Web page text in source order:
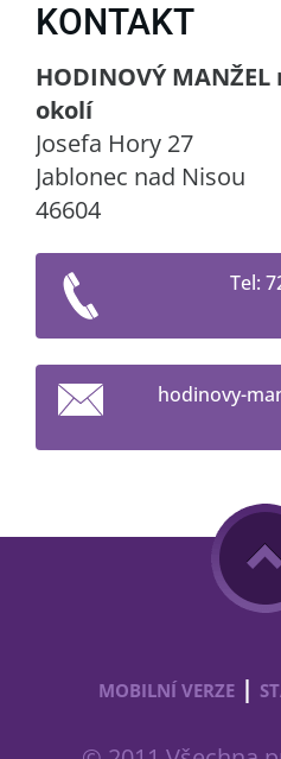
KONTAKT
HODINOVÝ
okolí
Josefa Hory 27
Jablonec nad Nisou
46604
Tel:
hodinovy-
MOBILNÍ VERZE |